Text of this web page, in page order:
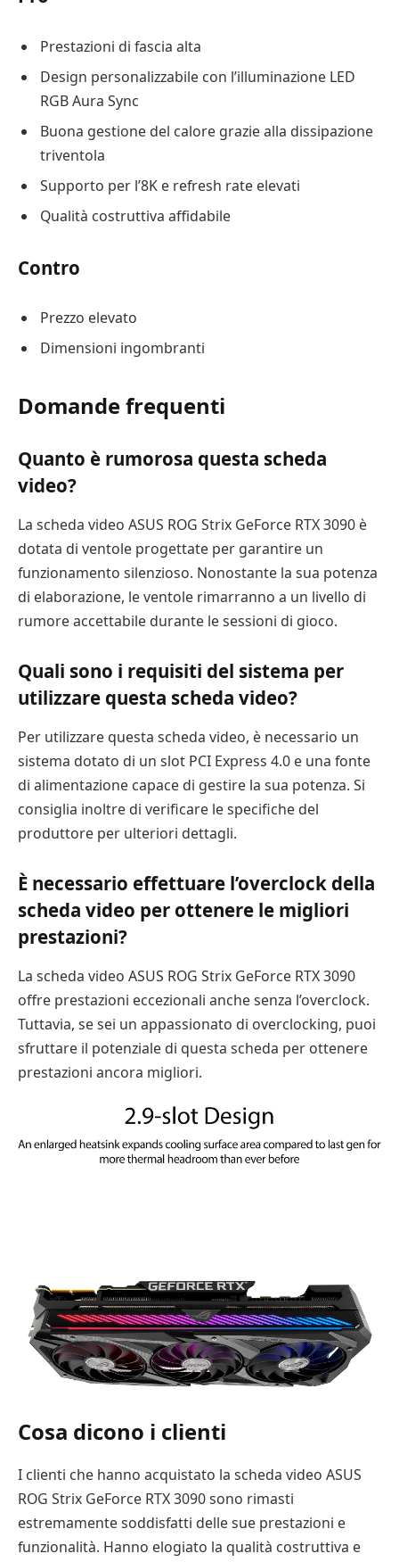
Prestazioni di fascia alta
Design personalizzabile con l’illuminazione LED
RGB Aura Sync
Buona gestione del calore grazie alla dissipazione
triventola
Supporto per l’8K e refresh rate elevati
Qualità costruttiva affidabile
Contro
Prezzo elevato
Dimensioni ingombranti
Domande frequenti
Quanto è rumorosa questa scheda
video?
La scheda video ASUS ROG Strix GeForce RTX 3090 è
dotata di ventole progettate per garantire un
funzionamento silenzioso. Nonostante la sua potenza
di elaborazione, le ventole rimarranno a un livello di
rumore accettabile durante le sessioni di gioco.
Quali sono i requisiti del sistema per
utilizzare questa scheda video?
Per utilizzare questa scheda video, è necessario un
sistema dotato di un slot PCI Express 4.0 e una fonte
di alimentazione capace di gestire la sua potenza. Si
consiglia inoltre di verificare le specifiche del
produttore per ulteriori dettagli.
È necessario effettuare l’overclock della
scheda video per ottenere le migliori
prestazioni?
La scheda video ASUS ROG Strix GeForce RTX 3090
offre prestazioni eccezionali anche senza l’overclock.
Tuttavia, se sei un appassionato di overclocking, puoi
sfruttare il potenziale di questa scheda per ottenere
prestazioni ancora migliori.
Cosa dicono i clienti
I clienti che hanno acquistato la scheda video ASUS
ROG Strix GeForce RTX 3090 sono rimasti
estremamente soddisfatti delle sue prestazioni e
funzionalità. Hanno elogiato la qualità costruttiva e